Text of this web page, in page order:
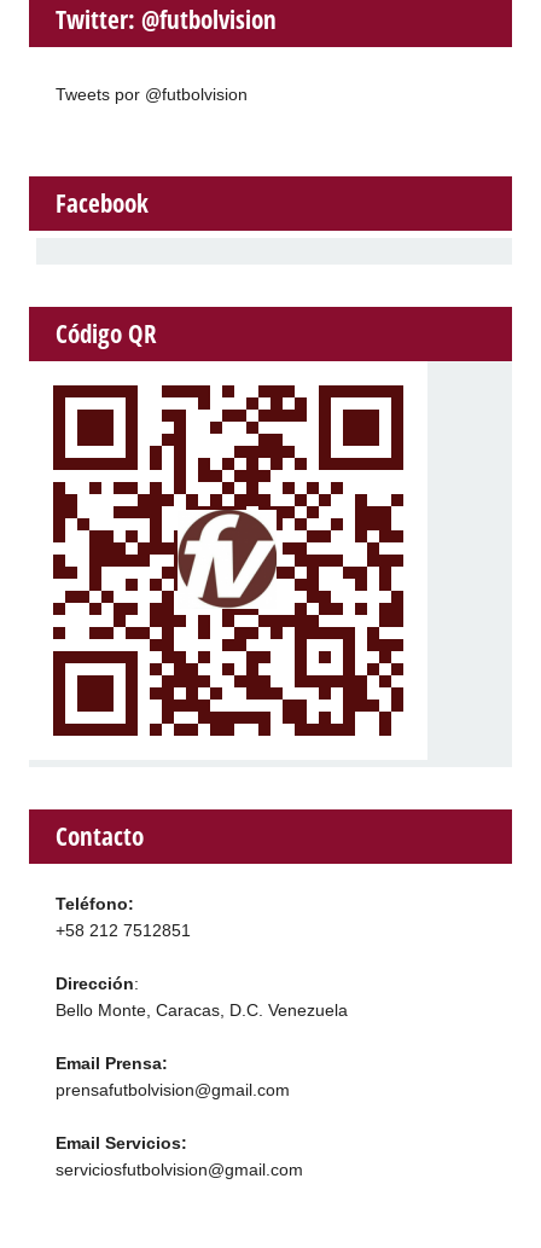
Twitter: @futbolvision
Tweets por @futbolvision
Facebook
Código QR
Contacto
Teléfono:
+58 212 7512851
Dirección:
Bello Monte, Caracas, D.C. Venezuela
Email Prensa:
prensafutbolvision@gmail.com
Email Servicios:
serviciosfutbolvision@gmail.com